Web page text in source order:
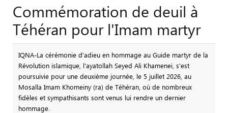
Commémoration de deuil à
Téhéran pour l'Imam martyr
IQNA-La cérémonie d'adieu en hommage au Guide martyr de la
Révolution islamique, l'ayatollah Seyed Ali Khamenei, s'est
poursuivie pour une deuxième journée, le 5 juillet 2026, au
Mosalla Imam Khomeiny (ra) de Téhéran, où de nombreux
fidèles et sympathisants sont venus lui rendre un dernier
hommage.